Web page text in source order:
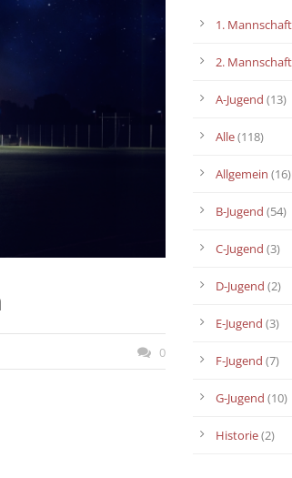
0
1. Mannschaft
2. Mannschaft
A-Jugend (13)
Alle(118)
Allgemein (16)
B-Jugend (54)
C-Jugend (3)
D-Jugend (2)
E-Jugend (3)
F-Jugend (7)
G-Jugend (10)
Historie(2)